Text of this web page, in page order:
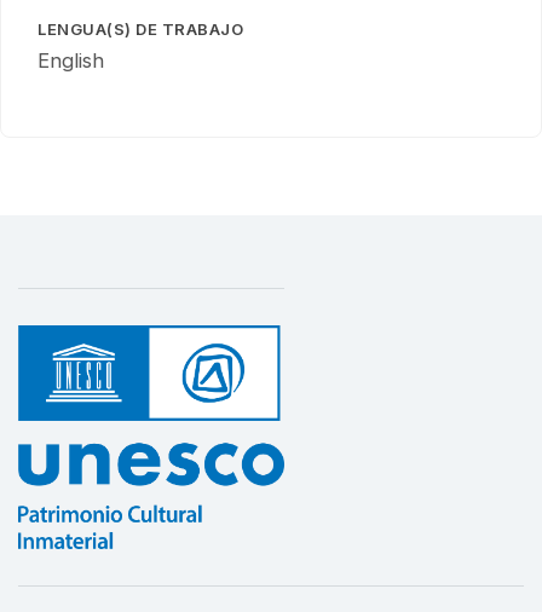
LENGUA(S) DE TRABAJO
English